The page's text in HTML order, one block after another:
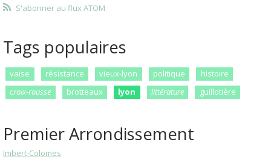
S'abonner au flux ATOM
Tags populaires
vaise résistance vieux-lyon politique
histoire
croix-rousse
brotteaux lyon littérature guillotière
Premier Arrondissement
Imbert-Colomes